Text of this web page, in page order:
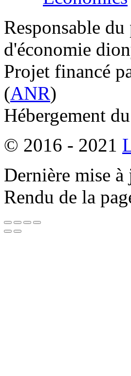
Responsable
d'économie
Projet financé
(ANR)
Hébergement
© 2016 - 2021
Dernière mise
Rendu de la